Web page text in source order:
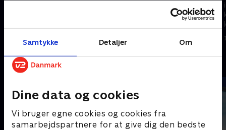
Samtykke Detaljer Om
Dine data og cookies
Vi bruger egne cookies og cookies fra
samarbejdspartnere for at give dig den bedste
18. september 2023 • 22 min
Cream Puffs løber op ad et
Andre så også